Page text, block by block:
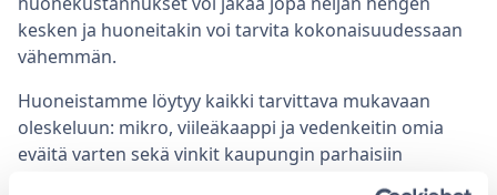
kesken ja huoneitakin voi tarvita kokonaisuudessaan
vähemmän.
Huoneistamme löytyy kaikki tarvittava mukavaan
oleskeluun: mikro, viileäkaappi ja vedenkeitin omia
eväitä varten sekä vinkit kaupungin parhaisiin